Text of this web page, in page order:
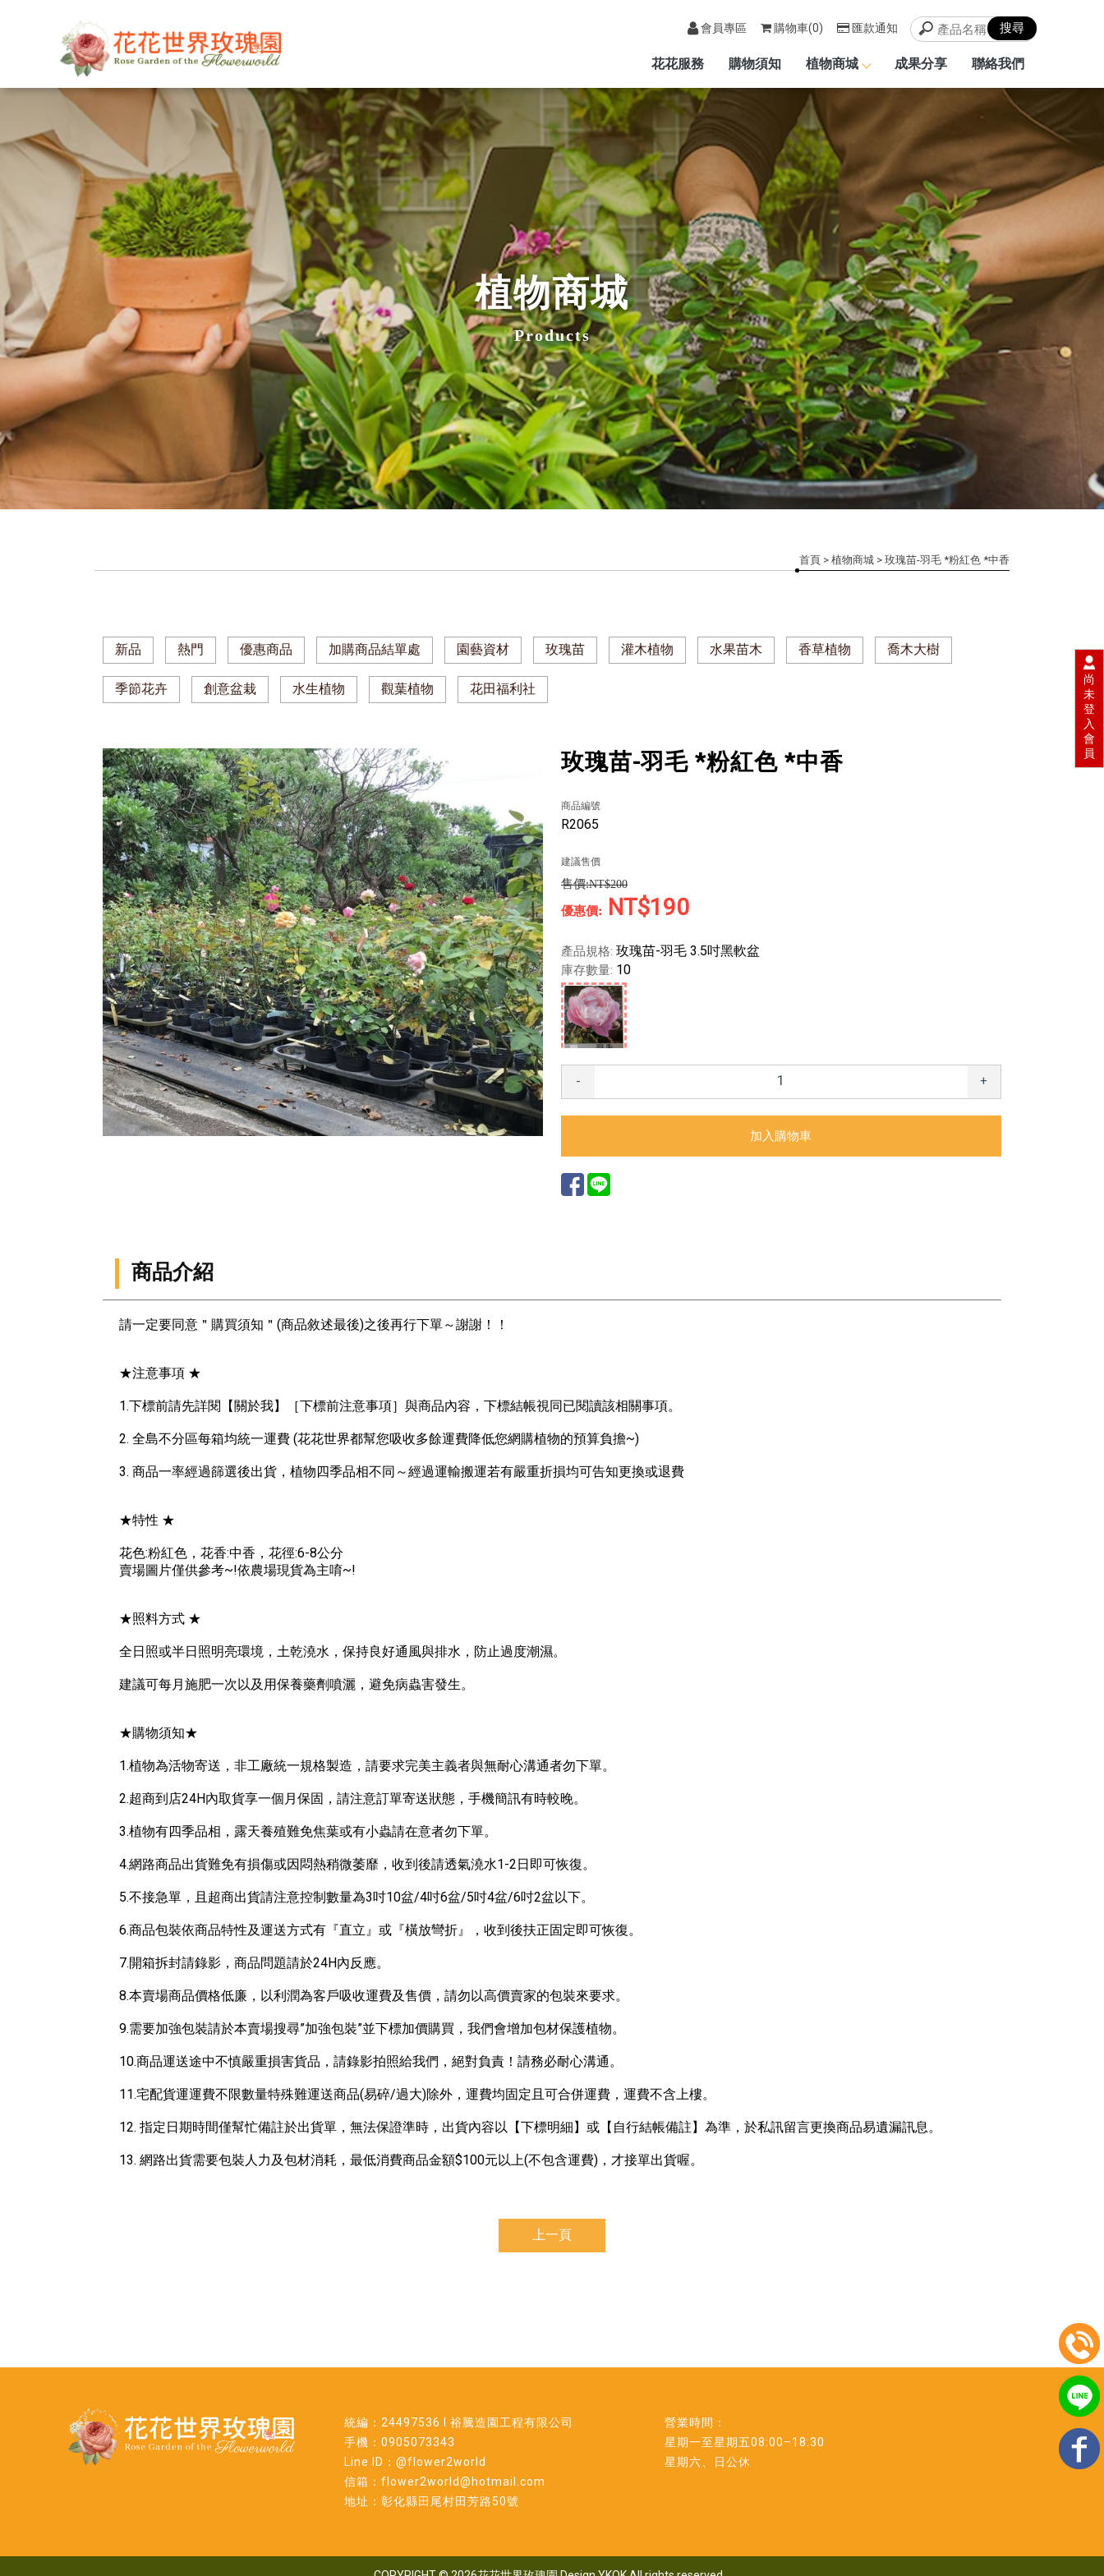
尚
未
登
入
會
員
花花服務 購物須知 植物商城 成果分享 聯絡我們
會員專區 購物車(0) 匯款通知
植物商城
Products
首頁> 植物商城> 玫瑰苗-羽毛 *粉紅色 *中香
新品 熱門 優惠商品 加購商品結單處 園藝資材 玫瑰苗 灌木植物 水果苗木 香草植物 喬木大樹
季節花卉 創意盆栽 水生植物 觀葉植物 花田福利社
玫瑰苗-羽毛 *粉紅色 *中香
商品編號
R2065
建議售價
NT$200
NT$190
產品規格: 玫瑰苗-羽毛 3.5吋黑軟盆
庫存數量: 10
- +
商品介紹
請一定要同意＂購買須知＂(商品敘述最後)之後再行下單～謝謝！！
★注意事項 ★
1.下標前請先詳閱【關於我】［下標前注意事項］與商品內容，下標結帳視同已閱讀該相關事項。
2. 全島不分區每箱均統一運費 (花花世界都幫您吸收多餘運費降低您網購植物的預算負擔~)
3. 商品一率經過篩選後出貨，植物四季品相不同～經過運輸搬運若有嚴重折損均可告知更換或退費
★特性 ★
花色:粉紅色，花香:中香，花徑:6-8公分
賣場圖片僅供參考~!依農場現貨為主唷~!
★照料方式 ★
全日照或半日照明亮環境，土乾澆水，保持良好通風與排水，防止過度潮濕。
建議可每月施肥一次以及用保養藥劑噴灑，避免病蟲害發生。
★購物須知★
1.植物為活物寄送，非工廠統一規格製造，請要求完美主義者與無耐心溝通者勿下單。
2.超商到店24H內取貨享一個月保固，請注意訂單寄送狀態，手機簡訊有時較晚。
3.植物有四季品相，露天養殖難免焦葉或有小蟲請在意者勿下單。
4.網路商品出貨難免有損傷或因悶熱稍微萎靡，收到後請透氣澆水1-2日即可恢復。
5.不接急單，且超商出貨請注意控制數量為3吋10盆/4吋6盆/5吋4盆/6吋2盆以下。
6.商品包裝依商品特性及運送方式有『直立』或『橫放彎折』，收到後扶正固定即可恢復。
7.開箱拆封請錄影，商品問題請於24H內反應。
8.本賣場商品價格低廉，以利潤為客戶吸收運費及售價，請勿以高價賣家的包裝來要求。
9.需要加強包裝請於本賣場搜尋”加強包裝”並下標加價購買，我們會增加包材保護植物。
10.商品運送途中不慎嚴重損害貨品，請錄影拍照給我們，絕對負責！請務必耐心溝通。
11.宅配貨運運費不限數量特殊難運送商品(易碎/過大)除外，運費均固定且可合併運費，運費不含上樓。
12. 指定日期時間僅幫忙備註於出貨單，無法保證準時，出貨內容以【下標明細】或【自行結帳備註】為準，於私訊留言更換商品易遺漏訊息。
13. 網路出貨需要包裝人力及包材消耗，最低消費商品金額$100元以上(不包含運費)，才接單出貨喔。
上一頁
統編：24497536 l 裕騰造園工程有限公司
手機：0905073343
Line ID：@flower2world
信箱：flower2world@hotmail.com
地址：彰化縣田尾村田芳路50號
營業時間：
星期一至星期五08:00–18:30
星期六、日公休